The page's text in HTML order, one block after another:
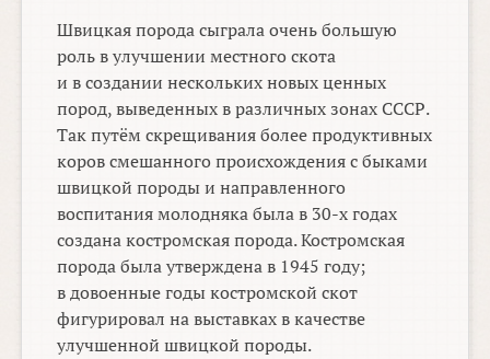
Швицкая порода сыграла очень большую
роль в улучшении местного скота
и в создании нескольких новых ценных
пород, выведенных в различных зонах СССР.
Так путём скрещивания более продуктивных
коров смешанного происхождения с быками
швицкой породы и направленного
воспитания молодняка была в 30-хгодах
создана костромская порода. Костромская
порода была утверждена в 1945 году;
в довоенные годы костромской скот
фигурировал на выставках в качестве
улучшенной швицкой породы.